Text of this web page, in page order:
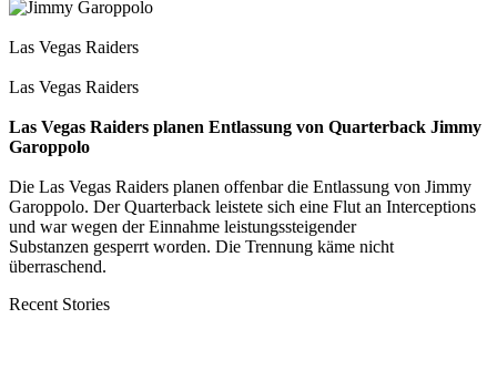
Las Vegas Raiders
Las Vegas Raiders
Las Vegas Raiders planen Entlassung von Quarterback Jimmy
Garoppolo
Die Las Vegas Raiders planen offenbar die Entlassung von Jimmy
Garoppolo. Der Quarterback leistete sich eine Flut an Interceptions
und war wegen der Einnahme leistungssteigender
Substanzen gesperrt worden. Die Trennung käme nicht
überraschend.
Recent Stories